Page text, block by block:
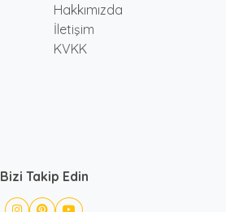
Hakkımızda
İletişim
KVKK
Bizi Takip Edin